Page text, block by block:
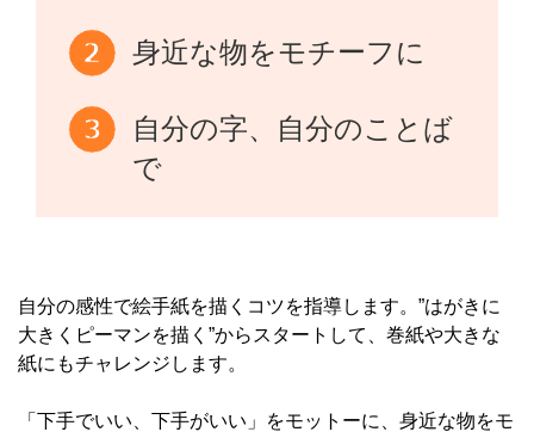
身近な物をモチーフに
自分の字、自分のことば
で
自分の感性で絵手紙を描くコツを指導します。”はがきに
大きくピーマンを描く”からスタートして、巻紙や大きな
紙にもチャレンジします。
「下手でいい、下手がいい」をモットーに、身近な物をモ